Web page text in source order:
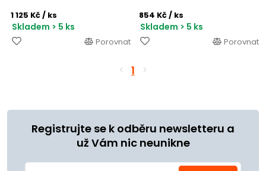
1 125 Kč/ ks
Skladem > 5 ks
Porovnat
854 Kč/ ks
Skladem > 5 ks
Porovnat
1
Registrujte se k odběru newsletteru a
už Vám nic neunikne